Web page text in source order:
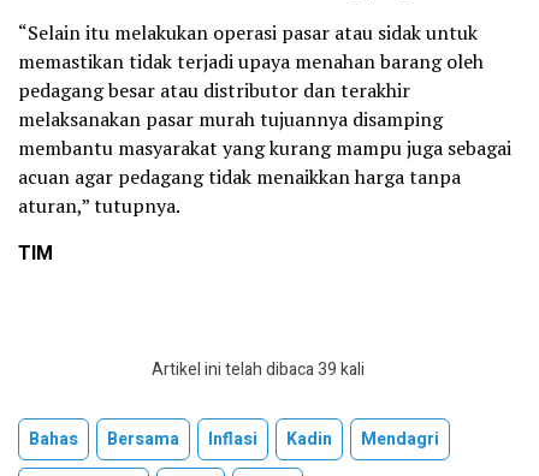
“Selain itu melakukan operasi pasar atau sidak untuk
memastikan tidak terjadi upaya menahan barang oleh
pedagang besar atau distributor dan terakhir
melaksanakan pasar murah tujuannya disamping
membantu masyarakat yang kurang mampu juga sebagai
acuan agar pedagang tidak menaikkan harga tanpa
aturan,” tutupnya.
TIM
Artikel ini telah dibaca 39 kali
Bahas Bersama Inflasi Kadin
Mendagri